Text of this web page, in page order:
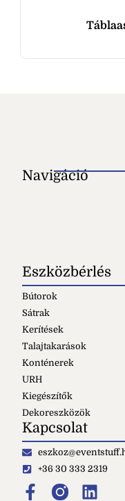
Navigáció
Eszközbérlés
Bútorok
Sátrak
Kerítések
Talajtakarások
Konténerek
URH
Kiegészítők
Dekoreszközök
Kapcsolat
+36 30 333 2319